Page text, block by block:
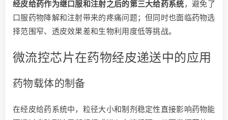
经皮给药作为继口服和注射之后的第三大给药系统，避免了
口服药物降解和注射带来的疼痛问题；但同时也面临药物选
择范围窄、透皮效果差和生物利用度低等挑战。
微流控芯片在药物经皮递送中的应用
药物载体的制备
在经皮给药系统中，粒径大小和制剂稳定性直接影响药物能